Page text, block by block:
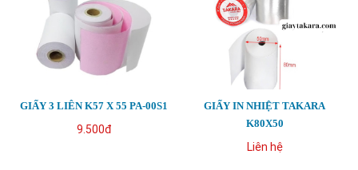
GIẤY 3 LIÊN K57 X 55 PA-00S1
9.500đ
GIẤY IN NHIỆT TAKARA
K80X50
Liên hệ